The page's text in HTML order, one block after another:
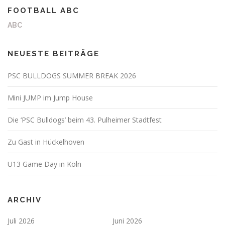
FOOTBALL ABC
ABC
NEUESTE BEITRÄGE
PSC BULLDOGS SUMMER BREAK 2026
Mini JUMP im Jump House
Die ‘PSC Bulldogs’ beim 43. Pulheimer Stadtfest
Zu Gast in Hückelhoven
U13 Game Day in Köln
ARCHIV
Juli 2026
Juni 2026